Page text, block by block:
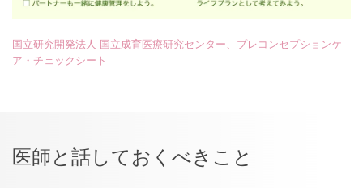
国立研究開発法人 国立成育医療研究センター、プレコンセプションケ
ア・チェックシート
医師と話しておくべきこと